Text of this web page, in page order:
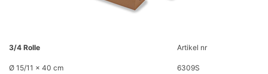
3/4 Rolle
Ø 15/11 x 40 cm
Artikel nr
6309S